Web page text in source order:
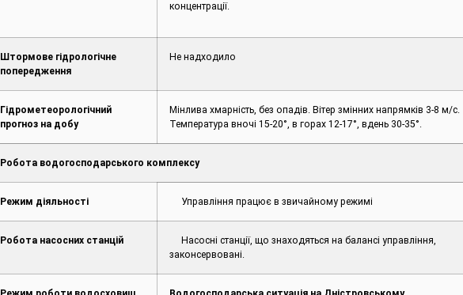
концентрації.
Штормове гідрологічне
попередження
Не надходило
Гідрометеорологічний
прогноз на добу
Мінлива хмарність, без опадів. Вітер змінних напрямків 3-8 м/с.
Температура вночі 15-20°, в горах 12-17°, вдень 30-35°.
Робота водогосподарського комплексу
Режим діяльності Управління працює в звичайному режимі
Робота насосних станцій
Насосні станції, що знаходяться на балансі управління,
законсервовані.